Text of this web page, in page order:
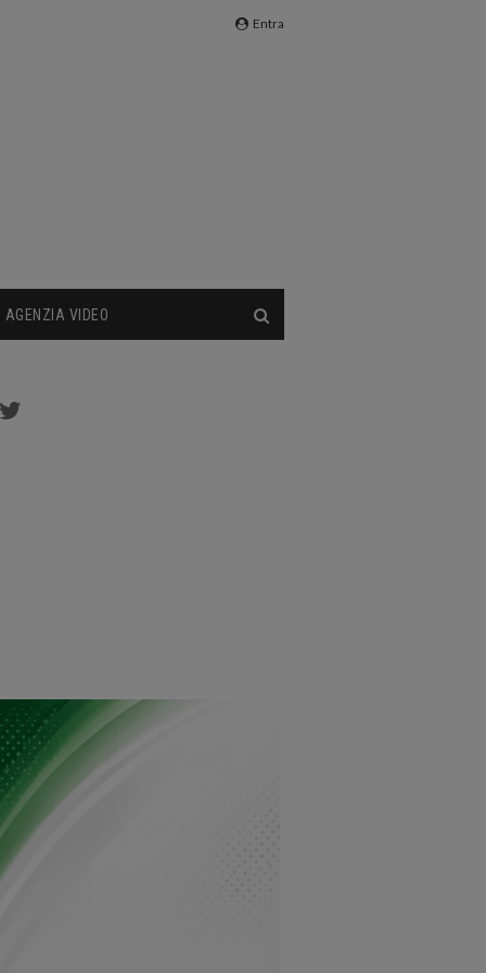
Entra
AGENZIA VIDEO